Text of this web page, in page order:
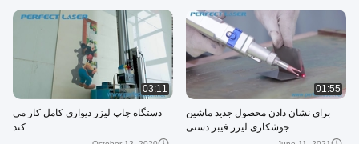
01:55
برای نشان دادن محصول جدید ماشین
جوشکاری لیزر فیبر دستی
03:11
دستگاه چاپ لیزر دیواری کامل کار می
کند